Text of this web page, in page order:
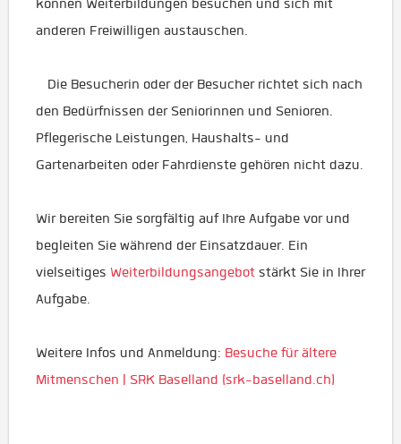
können Weiterbildungen besuchen und sich mit
anderen Freiwilligen austauschen.
Die Besucherin oder der Besucher richtet sich nach
den Bedürfnissen der Seniorinnen und Senioren.
Pflegerische Leistungen, Haushalts- und
Gartenarbeiten oder Fahrdienste gehören nicht dazu.
Wir bereiten Sie sorgfältig auf Ihre Aufgabe vor und
begleiten Sie während der Einsatzdauer. Ein
vielseitiges Weiterbildungsangebot stärkt Sie in Ihrer
Aufgabe.
Weitere Infos und Anmeldung: Besuche für ältere
Mitmenschen | SRK Baselland (srk-baselland.ch)